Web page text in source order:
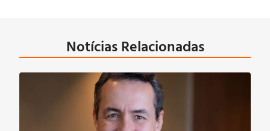
Notícias Relacionadas